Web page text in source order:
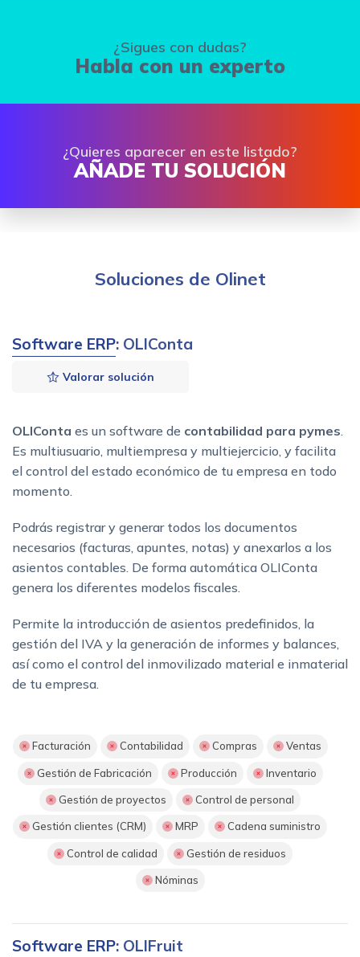
¿Sigues con dudas?
Habla con un experto
¿Quieres aparecer en este listado?
AÑADE TU SOLUCIÓN
Soluciones de Olinet
Software ERP: OLIConta
Valorar solución
OLIConta es un software de contabilidad para pymes.
Es multiusuario, multiempresa y multiejercicio, y facilita
el control del estado económico de tu empresa en todo
momento.
Podrás registrar y generar todos los documentos
necesarios (facturas, apuntes, notas) y anexarlos a los
asientos contables. De forma automática OLIConta
genera los diferentes modelos fiscales.
Permite la introducción de asientos predefinidos, la
gestión del IVA y la generación de informes y balances,
así como el control del inmovilizado material e inmaterial
de tu empresa.
Facturación Contabilidad Compras Ventas
Gestión de Fabricación Producción Inventario
Gestión de proyectos Control de personal
Gestión clientes (CRM) MRP Cadena suministro
Control de calidad Gestión de residuos
Nóminas
Software ERP: OLIFruit